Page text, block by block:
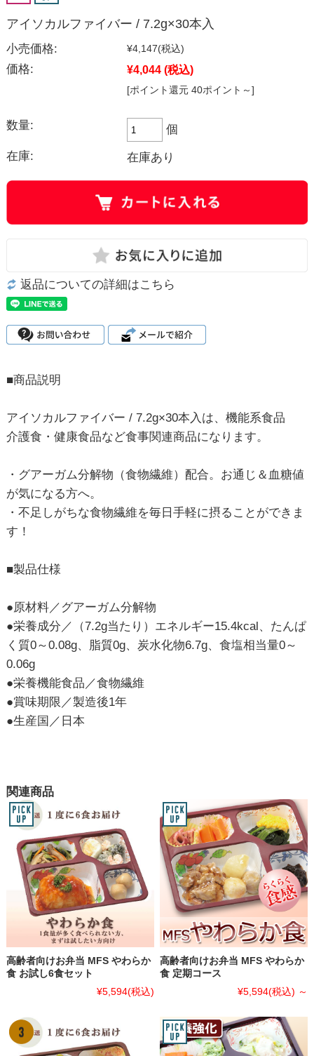
アイソカルファイバー / 7.2g×30本入
小売価格: ¥4,147(税込)
価格: ¥4,044 (税込)
[ポイント還元 40ポイント～]
数量: 個
在庫: 在庫あり
返品についての詳細はこちら
■商品説明
アイソカルファイバー / 7.2g×30本入は、機能系食品
介護食・健康食品など食事関連商品になります。
・グアーガム分解物（食物繊維）配合。お通じ＆血糖値
が気になる方へ。
・不足しがちな食物繊維を毎日手軽に摂ることができま
す！
■製品仕様
●原材料／グアーガム分解物
●栄養成分／（7.2g当たり）エネルギー15.4kcal、たんぱ
く質0～0.08g、脂質0g、炭水化物6.7g、食塩相当量0～
0.06g
●栄養機能食品／食物繊維
●賞味期限／製造後1年
●生産国／日本
関連商品
高齢者向けお弁当 MFS やわらか
食 お試し6食セット
¥5,594(税込)
高齢者向けお弁当 MFS やわらか
食 定期コース
¥5,594(税込) ～